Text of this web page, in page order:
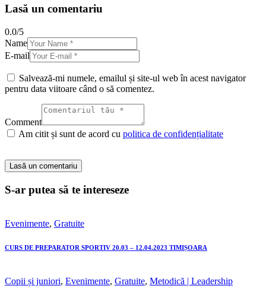
Lasă un comentariu
0.0/5
Name
E-mail
Salvează-mi numele, emailul și site-ul web în acest navigator
pentru data viitoare când o să comentez.
Comment
Am citit și sunt de acord cu politica de confidențialitate
S-ar putea să te intereseze
Evenimente, Gratuite
CURS DE PREPARATOR SPORTIV 20.03 – 12.04.2023 TIMIȘOARA
Copii și juniori, Evenimente, Gratuite, Metodică | Leadership